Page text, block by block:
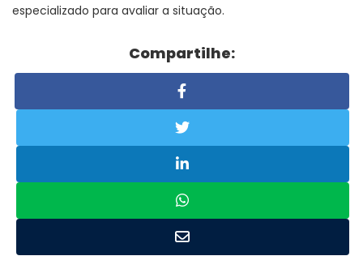
especializado para avaliar a situação.
Compartilhe: